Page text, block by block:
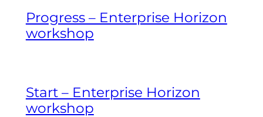
Progress – Enterprise Horizon
workshop
Start – Enterprise Horizon
workshop